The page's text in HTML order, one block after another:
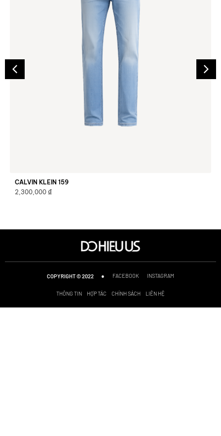
CALVIN KLEIN 159
2,300,000 ₫
COPYRIGHT © 2022 ● FACEBOOK INSTAGRAM
THÔNG TIN HỢP TÁC CHÍNH SÁCH LIÊN HỆ